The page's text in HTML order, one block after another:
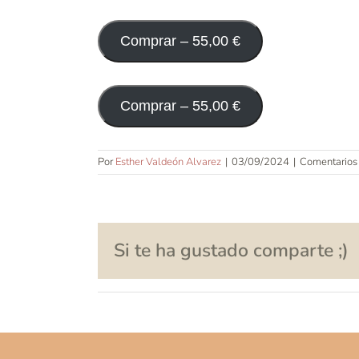
Comprar – 55,00 €
Comprar – 55,00 €
PorEsther Valdeón Alvarez | 03/09/2024 |
Si te ha gustado comparte ;)